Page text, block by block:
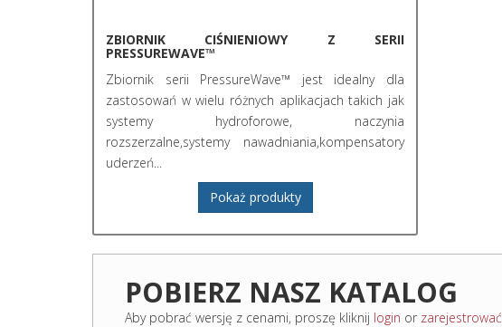
ZBIORNIK CIŚNIENIOWY Z SERII
PRESSUREWAVE™
Zbiornik serii PressureWave™ jest idealny dla
zastosowań w wielu różnych aplikacjach takich jak
systemy hydroforowe, naczynia
rozszerzalne,systemy nawadniania,kompensatory
uderzeń...
Pokaż produkty
POBIERZ NASZ KATALOG
Aby pobrać wersję z cenami, proszę kliknij login or zarejestrować